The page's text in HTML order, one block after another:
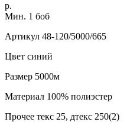
р.
Мин. 1 боб
Артикул 48-120/5000/665
Цвет синий
Размер 5000м
Материал 100% полиэстер
Прочее текс 25, дтекс 250(2)